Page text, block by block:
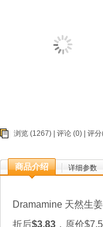
浏览 (1267) | 评论 (0) | 评
商品介绍 详细参数
Dramamine 天然生
折后$3.83 ，原价